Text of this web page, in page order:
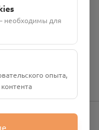
область, р-н
пом. 18
АО "АЛЬФА-БАНК"
необходимы для
опыта,